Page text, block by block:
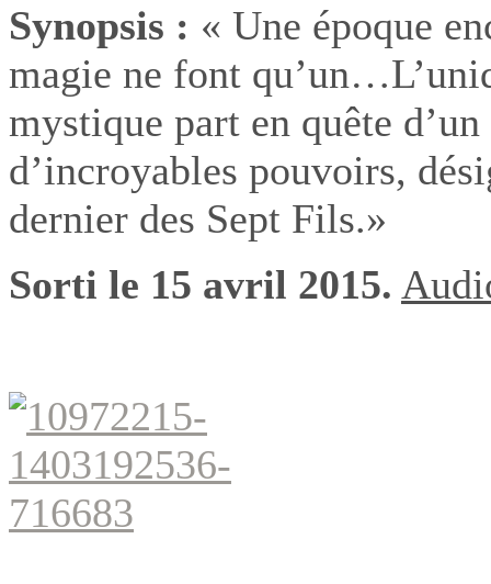
Synopsis : « Une époque
magie ne font
mystique part en quête
d’incroyables pouvoirs,
dernier des Sept Fils.»
Sorti le 15 avril 2015.